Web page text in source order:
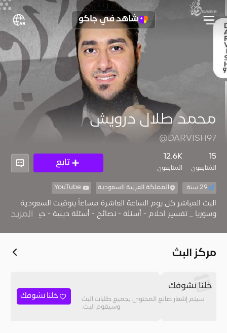
شاهد في جاكو
محمد طلال درويش
@DARVISH97
15
المُتابعون
12.6K
المتابعون
تابع
29 سنة المملكة العربية السعودية
البث المباشر كل يوم الساعة العاشرة مساءاً بتوقيت السعودية
وسوريا _ تفسير احلام - أسئلة - نصائح - أسئلة دينية - حياة زوجية
المزيد
مركز البث
خلنا نشوفك
سيتم إشعار صانع المحتوى بجميع طلبات البث
وسيقوم البث.
خلنا نشوفك